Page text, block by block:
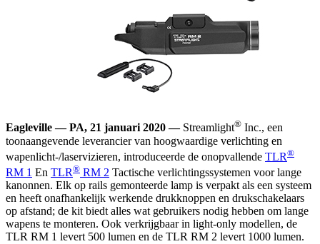
Eagleville — PA, 21 januari 2020 —Streamlight® Inc., een
toonaangevende leverancier van hoogwaardige verlichting en
wapenlicht-/laservizieren, introduceerde de onopvallende TLR®
RM 1 En TLR® RM 2 Tactische verlichtingssystemen voor lange
kanonnen. Elk op rails gemonteerde lamp is verpakt als een systeem
en heeft onafhankelijk werkende drukknoppen en drukschakelaars
op afstand; de kit biedt alles wat gebruikers nodig hebben om lange
wapens te monteren. Ook verkrijgbaar in light-only modellen, de
TLR RM 1 levert 500 lumen en de TLR RM 2 levert 1000 lumen.